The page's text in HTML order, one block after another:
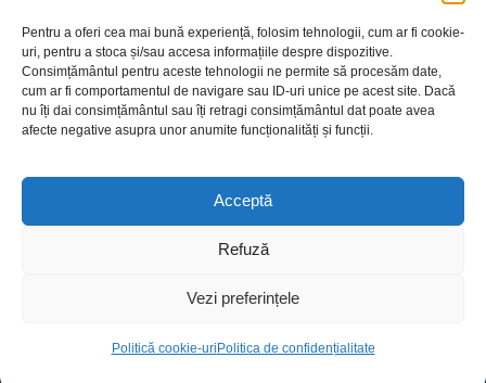
Pentru a oferi cea mai bună experiență, folosim tehnologii, cum ar fi cookie-
uri, pentru a stoca și/sau accesa informațiile despre dispozitive.
Consimțământul pentru aceste tehnologii ne permite să procesăm date,
cum ar fi comportamentul de navigare sau ID-uri unice pe acest site. Dacă
nu îți dai consimțământul sau îți retragi consimțământul dat poate avea
afecte negative asupra unor anumite funcționalități și funcții.
Acceptă
Refuză
Vezi preferințele
Politică cookie-uriPolitica de confidențialitate
Contact
Politica de confidențialitate
Politică cookie-uri (UE)
Copyright © 2026. TimpOnline.ro